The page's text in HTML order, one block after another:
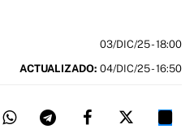
03/DIC/25- 18:00
ACTUALIZADO: 04/DIC/25 - 16:50